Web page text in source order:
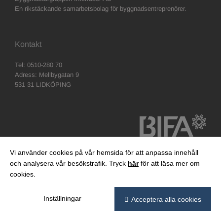
En rikstäckande samarbetsbolag för byggnadsentreprenörer.
Kontakt
Tel: 0510-280 70
Adress: Mellbygatan 9
531 31 LIDKÖPING
Vi använder cookies på vår hemsida för att anpassa innehåll
och analysera vår besökstrafik. Tryck härför att läsa mer om
cookies.
Inställningar Acceptera alla cookies